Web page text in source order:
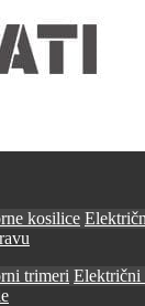
kosilice
trimeri Električni